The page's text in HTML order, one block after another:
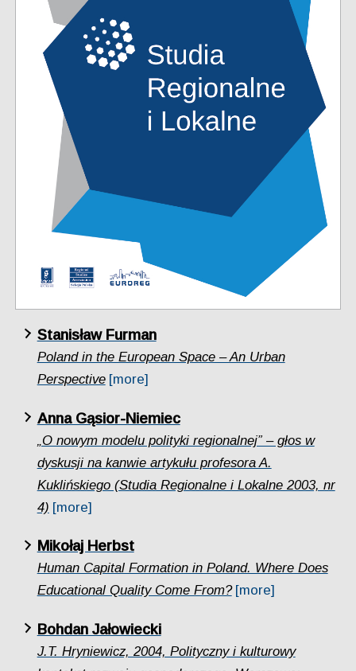
Stanisław Furman
Poland in the European Space – An Urban
Perspective [more]
Anna Gąsior-Niemiec
„O nowym modelu polityki regionalnej” – głos w
dyskusji na kanwie artykułu profesora A.
Kuklińskiego (Studia Regionalne i Lokalne 2003, nr
4) [more]
Mikołaj Herbst
Human Capital Formation in Poland. Where Does
Educational Quality Come From? [more]
Bohdan Jałowiecki
J.T. Hryniewicz, 2004, Polityczny i kulturowy